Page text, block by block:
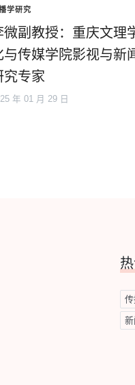
学研究
微副教授：重庆文理
与传媒学院影视与新
究专家
年 01 月 29 日